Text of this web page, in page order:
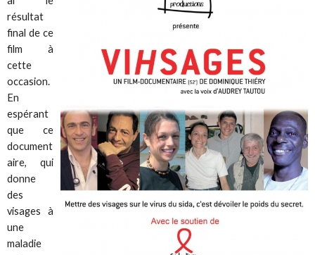
résultat
final de ce
film à
cette
occasion.
En
espérant
que ce
document
aire, qui
donne
des
visages à
une
maladie